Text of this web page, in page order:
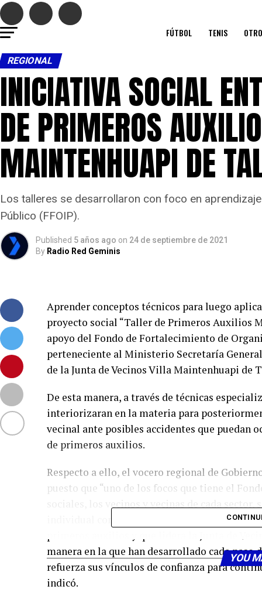
FÚTBOL TENIS
REGIONAL
INICIATIVA SOCIAL
DE PRIMEROS
MAINTENHUAPI DE
Los talleres se desarrollaron con foco en
Público (FFOIP).
Published 5 años ago on 24 de septiembre de 2021
By Radio Red Geminis
Aprender conceptos técnicos para luego
proyecto social “Taller de Primeros Auxilios
apoyo del Fondo de Fortalecimiento de
perteneciente al Ministerio Secretaría
de la Junta de Vecinos Villa Maintenhuapi de
De esta manera, a través de técnicas
interiorizaran en la materia para
vecinal ante posibles accidentes que puedan
de primeros auxilios.
Respecto a ello, el vocero regional de
puesto que “uno de los focos que tiene el
individual como colectiva y eso lo vemos
manera en la que han desarrollado cada
refuerza sus vínculos de confianza para
indicó.
YOU